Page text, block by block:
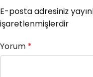
E-posta adresiniz
işaretlenmişlerdir
Yorum *